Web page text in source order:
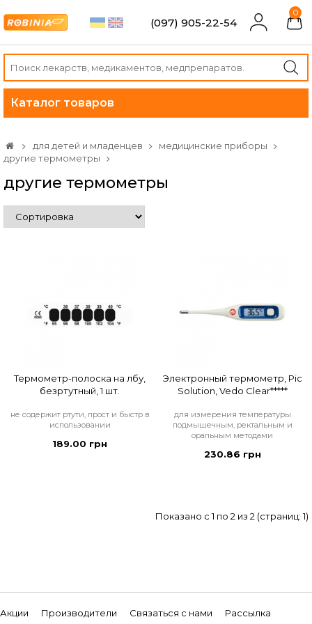
(097) 905-22-54
0
Каталог товаров
для детей и младенцев
медицинские приборы
другие термометры
другие термометры
Термометр-полоска на лбу,
безртутный, 1 шт.
не содержит ртути, прост и быстр в
использовании
189.00 грн
Электронный термометр, Pic
Solution, Vedo Clear*****
для измерения температуры
подмышечным, ректальным и
оральным методами
230.86 грн
Показано с 1 по 2 из 2 (страниц: 1)
Акции Производители Связаться с нами
Рассылка